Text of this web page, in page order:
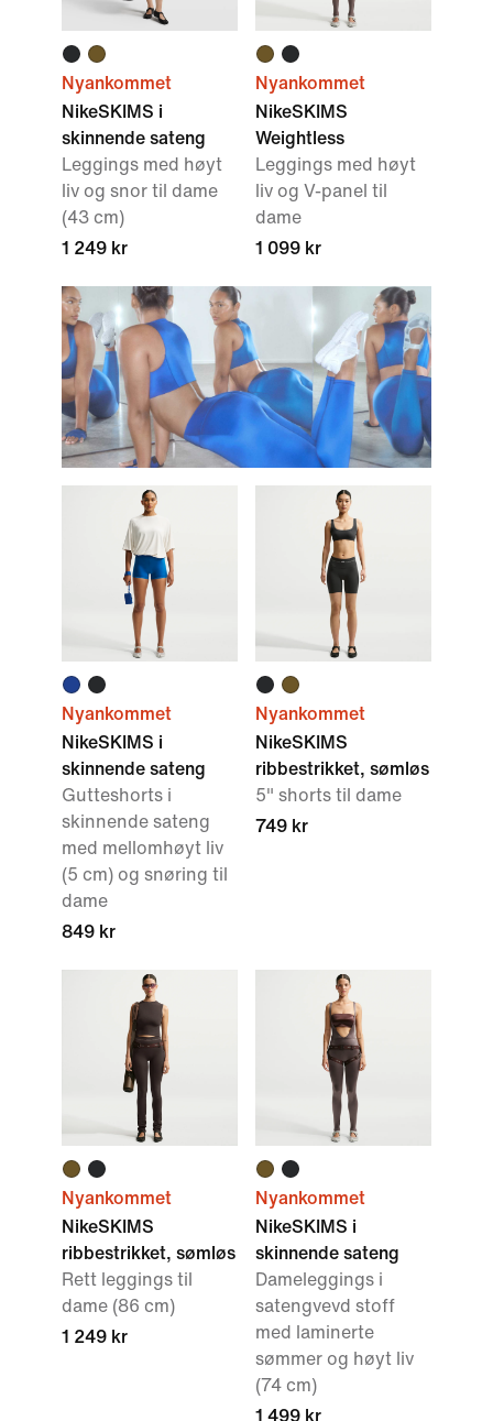
Nyankommet
NikeSKIMS i
skinnende sateng
Leggings med høyt
liv og snor til dame
(43 cm)
1 249 kr
Nyankommet
NikeSKIMS
Weightless
Leggings med høyt
liv og V-panel til
dame
1 099 kr
Nyankommet
NikeSKIMS i
skinnende sateng
Gutteshorts i
skinnende sateng
med mellomhøyt liv
(5 cm) og snøring til
dame
849 kr
Nyankommet
NikeSKIMS
ribbestrikket, sømløs
5" shorts til dame
749 kr
Nyankommet
NikeSKIMS
ribbestrikket, sømløs
Rett leggings til
dame (86 cm)
1 249 kr
Nyankommet
NikeSKIMS i
skinnende sateng
Dameleggings i
satengvevd stoff
med laminerte
sømmer og høyt liv
(74 cm)
1 499 kr